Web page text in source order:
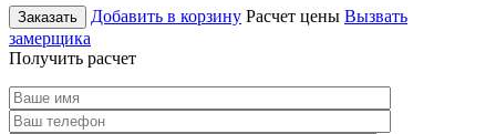
Заказать Добавить в корзину Расчет цены Вызвать
замерщика
Получить расчет